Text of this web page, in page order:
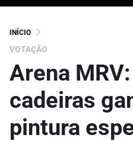
INÍCIO
VOTAÇÃO
Arena
cadeiras
pintura